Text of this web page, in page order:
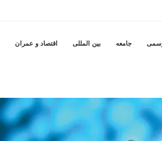
رسمى جامعه بين المللى اقتصاد و عمران